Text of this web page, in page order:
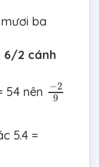
ba
6/2 cánh
54 nên
−2
9
29
5.4 =